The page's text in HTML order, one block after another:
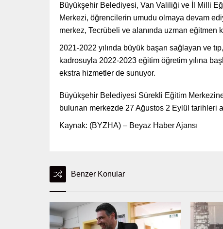
Büyükşehir Belediyesi, Van Valiliği ve İl Milli
Merkezi, öğrencilerin umudu olmaya devam
merkez, Tecrübeli ve alanında uzman
2021-2022 yılında büyük başarı sağlayan ve
kadrosuyla 2022-2023 eğitim öğretim yılına
ekstra hizmetler de sunuyor.
Büyükşehir Belediyesi Sürekli Eğitim
bulunan merkezde 27 Ağustos 2 Eylül tarihleri
Kaynak: (BYZHA) – Beyaz Haber Ajansı
Benzer Konular